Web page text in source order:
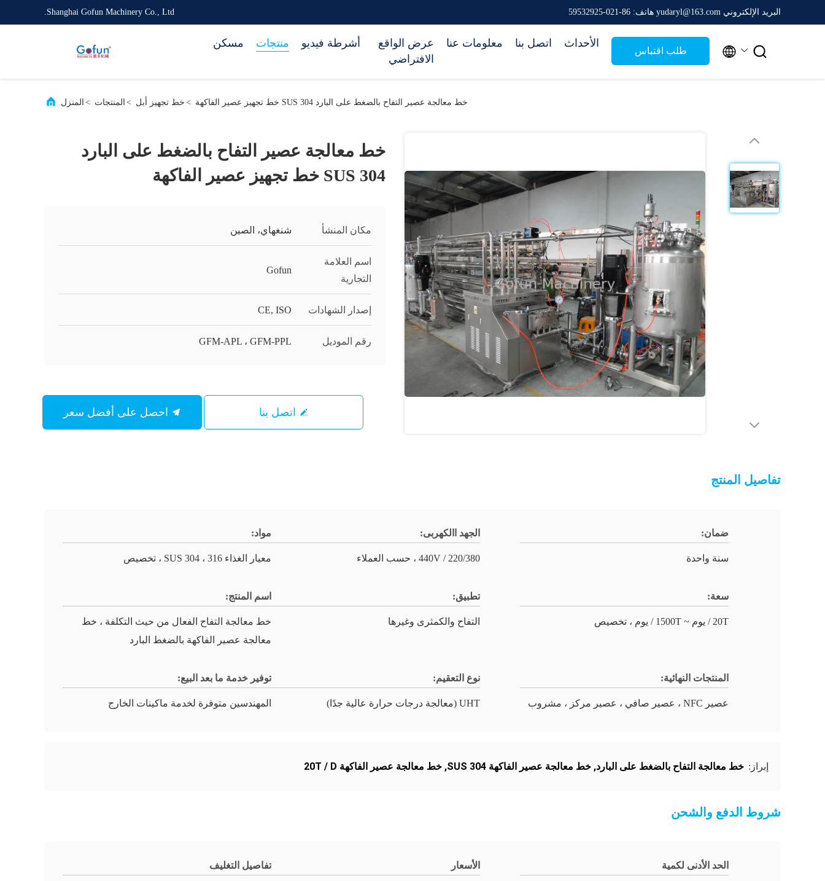
Shanghai Gofun Machinery Co., Ltd. البريد الإلكتروني yudaryl@163.com هاتف: 86-021-59532925
مسكن منتجات أشرطة فيديو
عرض الواقع
الافتراضي
معلومات عنا اتصل بنا الأحداث
طلب اقتباس  
المنزل > المنتجات > خط تجهيز أبل > خط معالجة عصير التفاح بالضغط على البارد SUS 304 خط تجهيز عصير الفاكهة
خط معالجة عصير التفاح بالضغط على البارد
SUS 304 خط تجهيز عصير الفاكهة
مكان المنشأ شنغهاي، الصين
اسم العلامة
التجارية
Gofun
إصدار الشهادات CE, ISO
رقم الموديل GFM-APL ، GFM-PPL
اتصل بنا
تفاصيل المنتج
ضمان:
سنة واحدة
الجهد االكهربى:
220/380 / 440V ، حسب العملاء
مواد:
معيار الغذاء SUS 304 ، 316 ، تخصيص
سعة:
20T / يوم ~ 1500T / يوم ، تخصيص
تطبيق:
التفاح والكمثرى وغيرها
اسم المنتج:
خط معالجة التفاح الفعال من حيث التكلفة ، خط
معالجة عصير الفاكهة بالضغط البارد
المنتجات النهائية:
عصير NFC ، عصير صافي ، عصير مركز ، مشروب
نوع التعقيم:
UHT (معالجة درجات حرارة عالية جدًا)
توفير خدمة ما بعد البيع:
المهندسين متوفرة لخدمة ماكينات الخارج
إبراز: خط معالجة التفاح بالضغط على البارد, خط معالجة عصير الفاكهة SUS 304 , خط معالجة عصير الفاكهة 20T / D
شروط الدفع والشحن
الحد الأدنى لكمية الأسعار تفاصيل التغليف